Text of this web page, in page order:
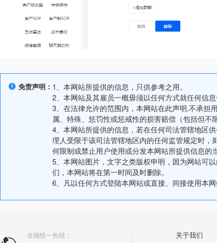
免责声明： 1、本网站所提供的信息，只供参考之用。
2、本网站及其雇员一概毋须以任何方式就任何信
3、在法律允许的范围内，本网站在此声明,不承担
属、特殊、惩罚性或惩戒性的损害赔偿（包括但
4、本网站所提供的信息，若在任何司法管辖地区
理人受限于该司法管辖地区内的任何监管规定时
何限制或禁止用户使用或分发本网站所提供信息的
5、本网站图片，文字之类版权申明，因为网站可
们，本网站将在第一时间及时删除。
6、凡以任何方式登陆本网站或直接、间接使用本
全国统一热线： 关于我们